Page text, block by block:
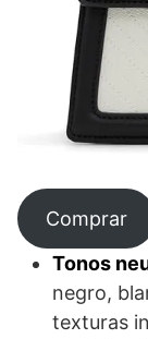
Comprar
Tonos
negro,
texturas